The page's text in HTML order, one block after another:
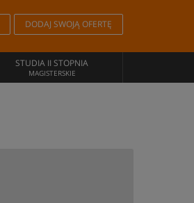
DODAJ SWOJĄ OFERTĘ
STUDIA II STOPNIA
MAGISTERSKIE